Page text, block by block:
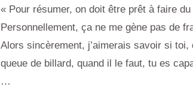
« Pour résumer, on doit être prêt à faire
Personnellement, ça ne me gène pas de
Alors sincèrement, j’aimerais savoir si
queue de billard, quand il le faut, tu es
…